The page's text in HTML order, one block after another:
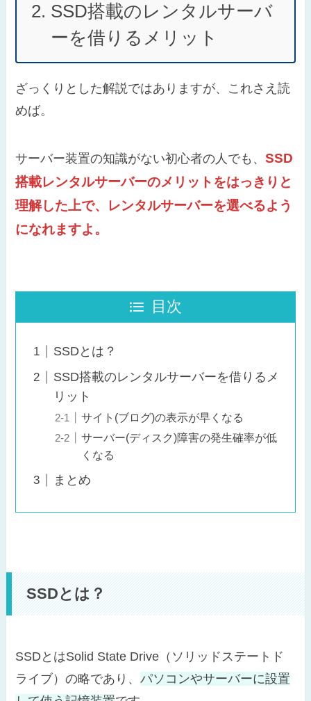
SSD搭載のレンタルサーバ
ーを借りるメリット
ざっくりとした解説ではありますが、これさえ読
めば。
サーバー装置の知識がない初心者の人でも、SSD
搭載レンタルサーバーのメリットをはっきりと
理解した上で、レンタルサーバーを選べるよう
になれますよ。
目次
SSDとは？
SSD搭載のレンタルサーバーを借りるメ
リット
サイト(ブログ)の表示が早くなる
サーバー(ディスク)障害の発生確率が低
くなる
まとめ
SSDとは？
SSDとはSolid State Drive（ソリッドステートド
ライブ）の略であり、パソコンやサーバーに設置